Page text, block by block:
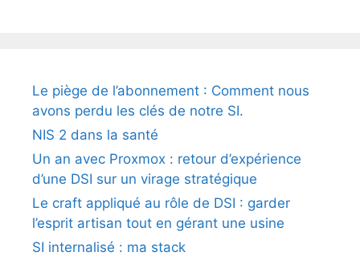
Le piège de l’abonnement : Comment nous
avons perdu les clés de notre SI.
NIS 2 dans la santé
Un an avec Proxmox : retour d’expérience
d’une DSI sur un virage stratégique
Le craft appliqué au rôle de DSI : garder
l’esprit artisan tout en gérant une usine
SI internalisé : ma stack